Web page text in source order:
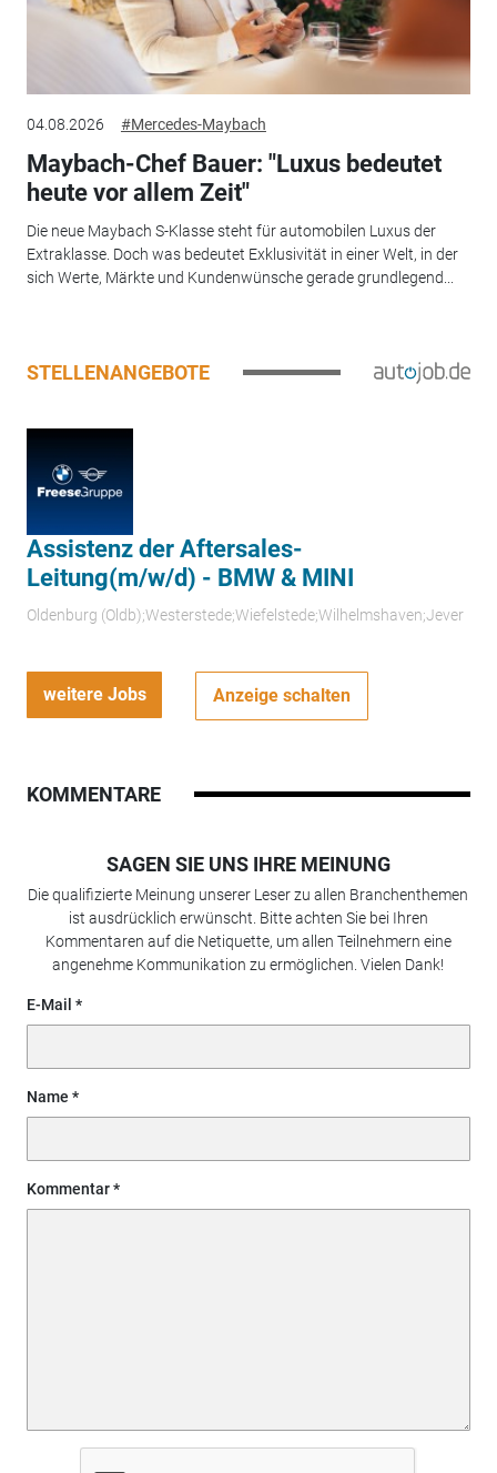
04.08.2026 #Mercedes-Maybach
Maybach-Chef Bauer: "Luxus bedeutet
heute vor allem Zeit"
Die neue Maybach S-Klasse steht für automobilen Luxus der
Extraklasse. Doch was bedeutet Exklusivität in einer Welt, in der
sich Werte, Märkte und Kundenwünsche gerade grundlegend...
STELLENANGEBOTE
Assistenz der Aftersales-
Leitung(m/w/d) - BMW & MINI
Oldenburg (Oldb);Westerstede;Wiefelstede;Wilhelmshaven;Jever
weitere Jobs Anzeige schalten
KOMMENTARE
SAGEN SIE UNS IHRE MEINUNG
Die qualifizierte Meinung unserer Leser zu allen Branchenthemen
ist ausdrücklich erwünscht. Bitte achten Sie bei Ihren
Kommentaren auf die Netiquette, um allen Teilnehmern eine
angenehme Kommunikation zu ermöglichen. Vielen Dank!
E-Mail
Name
Kommentar